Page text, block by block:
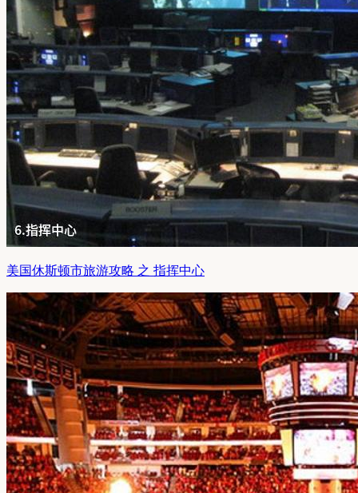
美国休斯顿市旅游攻略 之 指挥中心